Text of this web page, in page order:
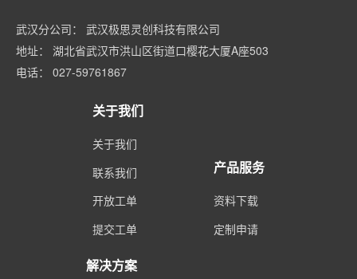
武汉分公司： 武汉极思灵创科技有限公司
地址： 湖北省武汉市洪山区街道口樱花大厦A座503
电话： 027-59761867
关于我们
关于我们
联系我们
开放工单
提交工单
产品服务
资料下载
定制申请
解决方案